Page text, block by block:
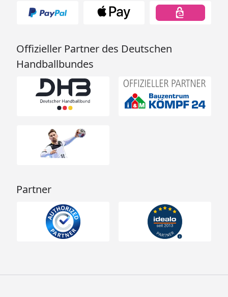
Offizieller Partner des Deutschen
Handballbundes
Partner